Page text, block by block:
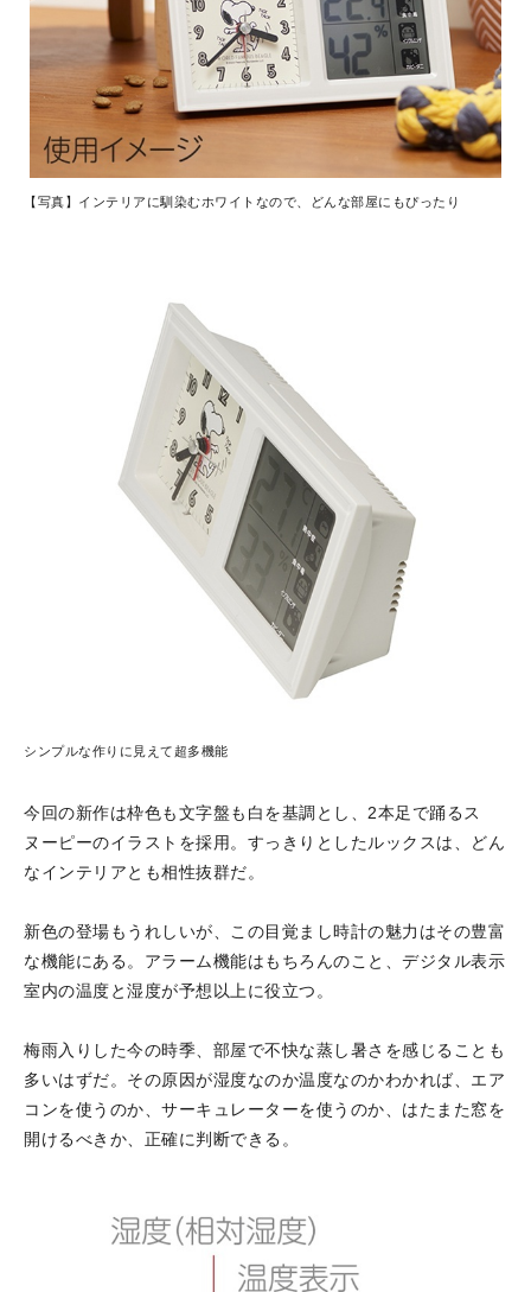
【写真】インテリアに馴染むホワイトなので、どんな部屋にもぴったり
シンプルな作りに見えて超多機能
今回の新作は枠色も文字盤も白を基調とし、2本足で踊るス
ヌーピーのイラストを採用。すっきりとしたルックスは、どん
なインテリアとも相性抜群だ。
新色の登場もうれしいが、この目覚まし時計の魅力はその豊富
な機能にある。アラーム機能はもちろんのこと、デジタル表示
室内の温度と湿度が予想以上に役立つ。
梅雨入りした今の時季、部屋で不快な蒸し暑さを感じることも
多いはずだ。その原因が湿度なのか温度なのかわかれば、エア
コンを使うのか、サーキュレーターを使うのか、はたまた窓を
開けるべきか、正確に判断できる。